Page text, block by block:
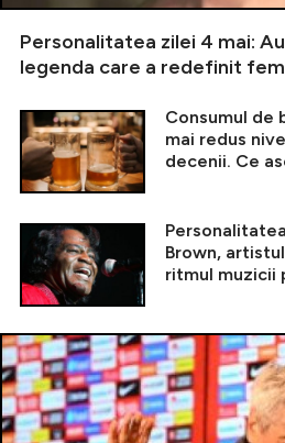
Personalitatea zilei 4 mai:
legenda care a redefinit
Consumul de
mai redus
decenii. Ce
Brown,
ritmul muzicii